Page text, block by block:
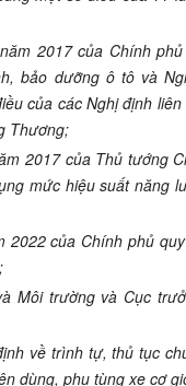
2017 của Chính
bảo dưỡng ô tô và
của các Nghị định
Thương;
2017 của Thủ tướng
mức hiệu suất năng
của Chính phủ
Môi trường và Cục
về trình tự, thủ tục
dùng, phụ tùng xe cơ